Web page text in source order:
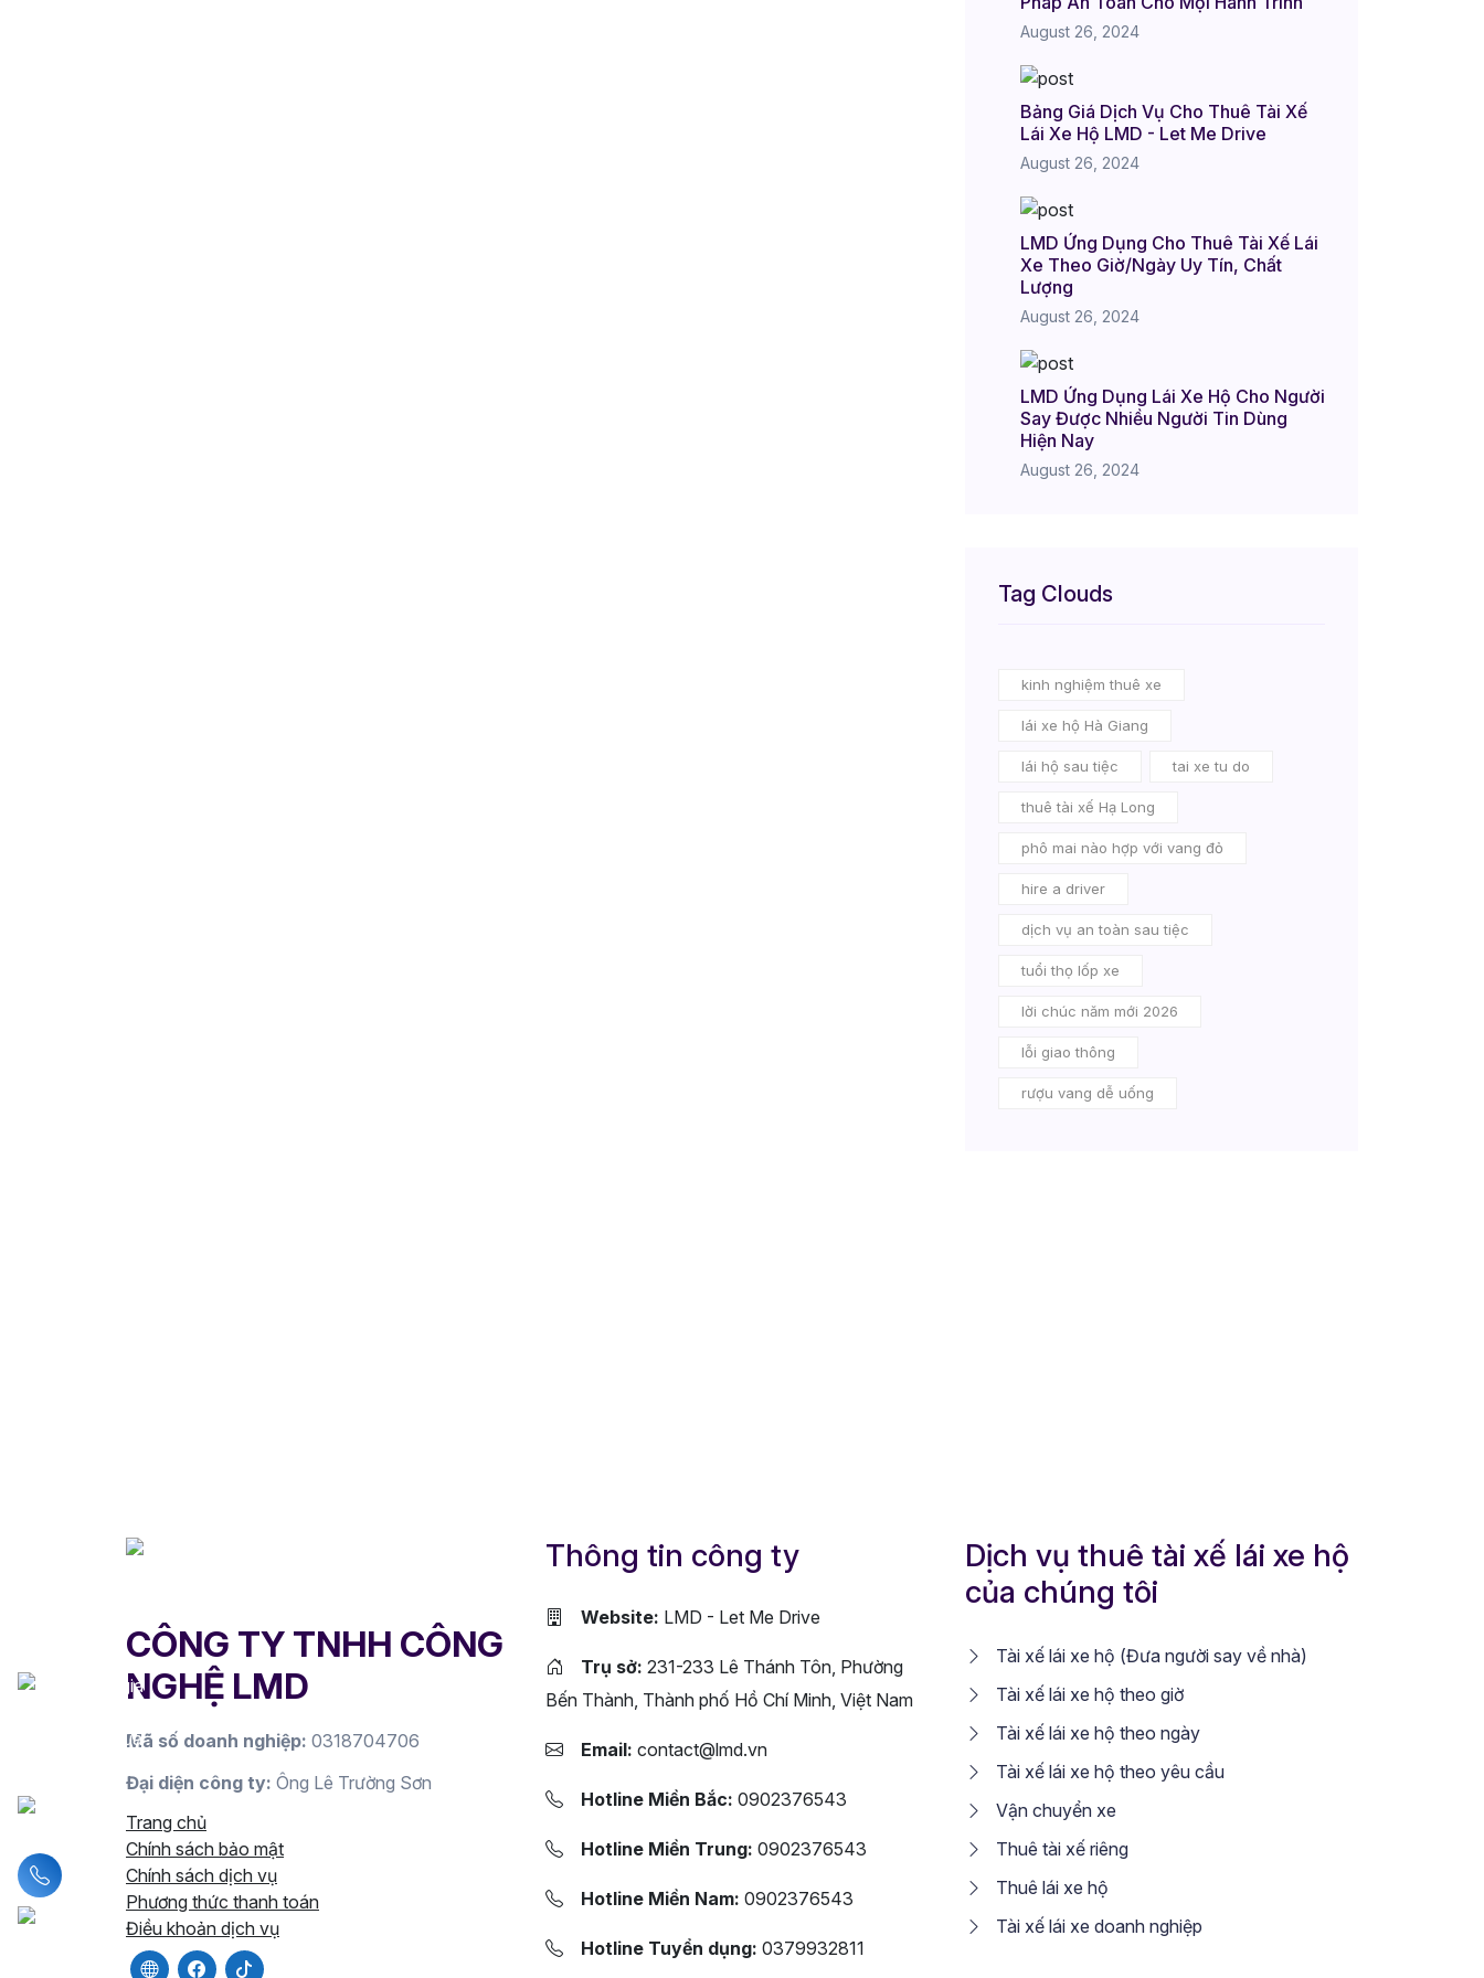
August 26, 2024
Bảng Giá Dịch Vụ Cho Thuê Tài Xế
Lái Xe Hộ LMD - Let Me Drive
August 26, 2024
LMD Ứng Dụng Cho Thuê Tài Xế Lái
Xe Theo Giờ/Ngày Uy Tín, Chất
Lượng
August 26, 2024
LMD Ứng Dụng Lái Xe Hộ Cho Người
Say Được Nhiều Người Tin Dùng
Hiện Nay
August 26, 2024
Tag Clouds
kinh nghiệm thuê xe
lái xe hộ Hà Giang
lái hộ sau tiệc tai xe tu do
thuê tài xế Hạ Long
phô mai nào hợp với vang đỏ
hire a driver
dịch vụ an toàn sau tiệc
tuổi thọ lốp xe
lời chúc năm mới 2026
lỗi giao thông
rượu vang dễ uống
CÔNG TY TNHH CÔNG
NGHỆ LMD
Mã số doanh nghiệp: 0318704706
Đại diện công ty: Ông Lê Trường Sơn
Trang chủ
Chính sách bảo mật
Chính sách dịch vụ
Phương thức thanh toán
Điều khoản dịch vụ
Thông tin công ty
Website: LMD - Let Me Drive
Trụ sở: 231-233 Lê Thánh Tôn, Phường
Bến Thành, Thành phố Hồ Chí Minh, Việt Nam
Email: contact@lmd.vn
Hotline Miền Bắc: 0902376543
Hotline Miền Trung: 0902376543
Hotline Miền Nam: 0902376543
Hotline Tuyển dụng: 0379932811
Dịch vụ thuê tài xế lái xe hộ
của chúng tôi
Tài xế lái xe hộ (Đưa người say về nhà)
Tài xế lái xe hộ theo giờ
Tài xế lái xe hộ theo ngày
Tài xế lái xe hộ theo yêu cầu
Vận chuyển xe
Thuê tài xế riêng
Thuê lái xe hộ
Tài xế lái xe doanh nghiệp
Liên hệ hotline